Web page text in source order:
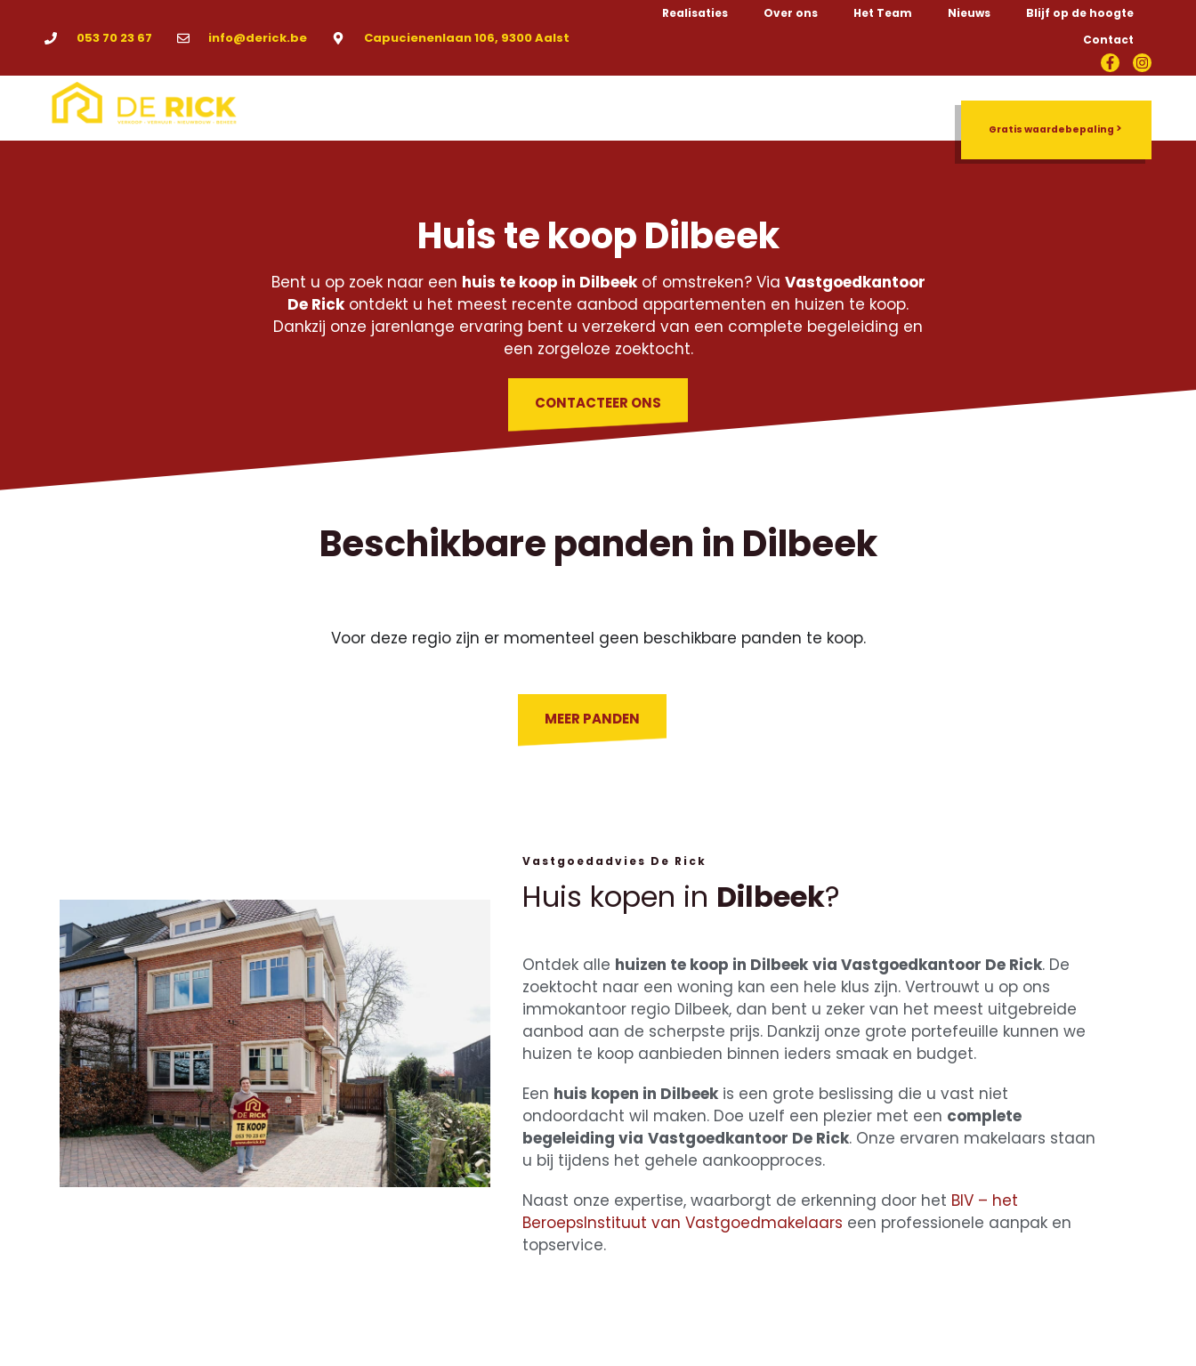
053 70 23 67 info@derick.be Capucienenlaan 106, 9300 Aalst
Realisaties Over ons Het Team Nieuws
Blijf op de hoogte
Contact
Gratis waardebepaling
Huis te koop Dilbeek
Bent u op zoek naar een huis te koop in Dilbeekof omstreken? Via Vastgoedkantoor
De Rickontdekt u het meest recente aanbod appartementen en huizen te koop.
Dankzij onze jarenlange ervaring bent u verzekerd van een complete begeleiding en
een zorgeloze zoektocht.
CONTACTEER ONS
Beschikbare panden in Dilbeek
Voor deze regio zijn er momenteel geen beschikbare panden te koop.
MEER PANDEN
Vastgoedadvies De Rick
Huis kopen in Dilbeek?
Ontdek alle huizen te koop in Dilbeek via Vastgoedkantoor De Rick. De
zoektocht naar een woning kan een hele klus zijn. Vertrouwt u op ons
immokantoor regio Dilbeek, dan bent u zeker van het meest uitgebreide
aanbod aan de scherpste prijs. Dankzij onze grote portefeuille kunnen we
huizen te koop aanbieden binnen ieders smaak en budget.
Een huis kopen in Dilbeek is een grote beslissing die u vast niet
ondoordacht wil maken. Doe uzelf een plezier met een complete
begeleiding via Vastgoedkantoor De Rick. Onze ervaren makelaars staan
u bij tijdens het gehele aankoopproces.
Naast onze expertise, waarborgt de erkenning door het BIV – het
BeroepsInstituut van Vastgoedmakelaars een professionele aanpak en
topservice.